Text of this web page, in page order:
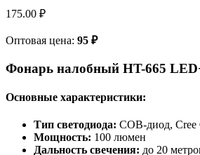
175.00 ₽
Оптовая цена: 95 ₽
Фонарь налобный HT-665
Основные характеристики:
Тип светодиода: COB-диод, Cree
Мощность: 100 люмен
Дальность свечения: до 20